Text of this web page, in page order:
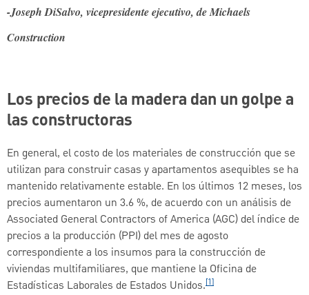
-Joseph DiSalvo, vicepresidente ejecutivo, de Michaels
Construction
Los precios de la madera dan un golpe a
las constructoras
En general, el costo de los materiales de construcción que se
utilizan para construir casas y apartamentos asequibles se ha
mantenido relativamente estable. En los últimos 12 meses, los
precios aumentaron un 3.6 %, de acuerdo con un análisis de
Associated General Contractors of America (AGC) del índice de
precios a la producción (PPI) del mes de agosto
correspondiente a los insumos para la construcción de
viviendas multifamiliares, que mantiene la Oficina de
Estadísticas Laborales de Estados Unidos.[1]